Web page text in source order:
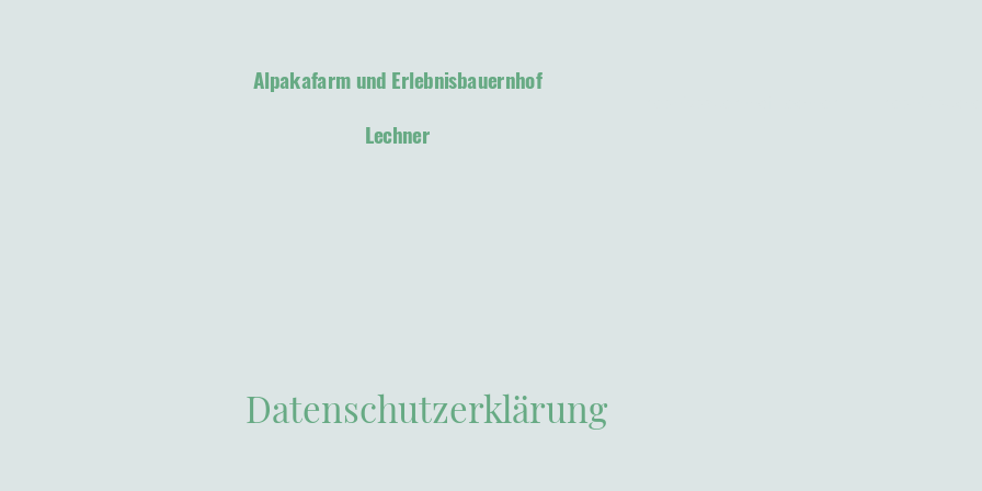
Alpakafarm und Erlebnisbauernhof
Lechner
Datenschutzerklärung